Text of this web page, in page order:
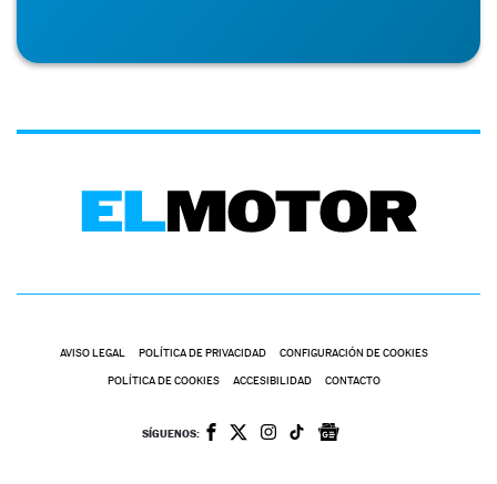
AVISO LEGAL POLÍTICA DE PRIVACIDAD CONFIGURACIÓN DE COOKIES
POLÍTICA DE COOKIES ACCESIBILIDAD CONTACTO
SÍGUENOS: